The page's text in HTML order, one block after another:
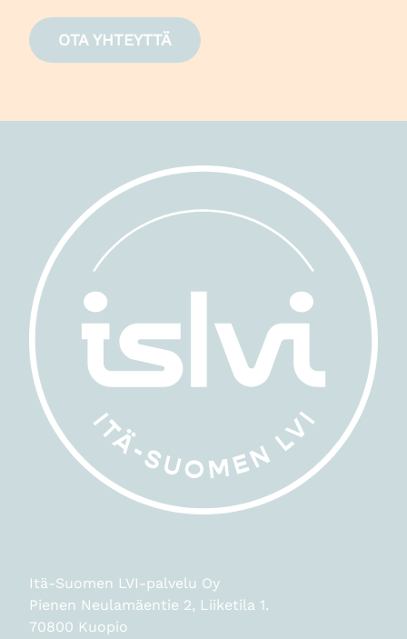
OTA YHTEYTTÄ
Itä-Suomen LVI-palvelu Oy
Pienen Neulamäentie 2, Liiketila 1.
70800 Kuopio